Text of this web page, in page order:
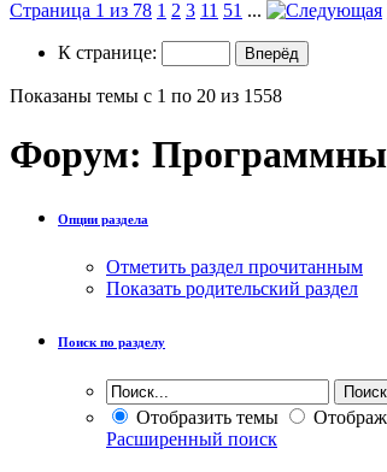
Страница 1 из 78 1 2 3 11 51 ...
К странице:
Показаны темы с 1 по 20 из 1558
Форум:
Опции раздела
Отметить раздел прочитанным
Показать родительский раздел
Поиск по разделу
Отобразить темы
Расширенный поиск